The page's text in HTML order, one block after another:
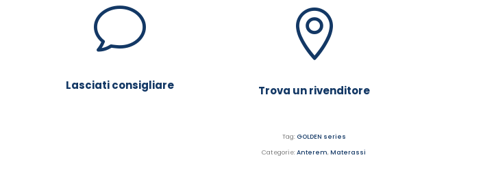
v
Lasciati consigliare
Categorie:Anterem,Materassi
Tag: GOLDEN series
Trova un rivenditore